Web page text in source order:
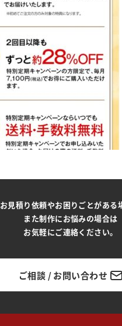
お見積り依頼やお困りごとがある
また制作にお悩みの場合は
お気軽にご連絡ください。
ご相談 / お問い合わせ